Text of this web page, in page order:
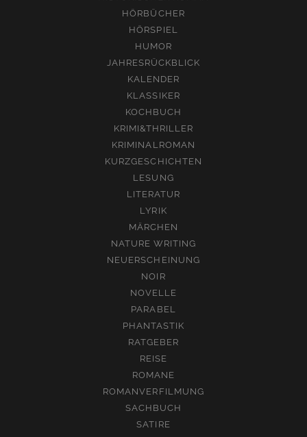
HÖRBÜCHER
HÖRSPIEL
HUMOR
JAHRESRÜCKBLICK
KALENDER
KLASSIKER
KOCHBUCH
KRIMI&THRILLER
KRIMINALROMAN
KURZGESCHICHTEN
LESUNG
LITERATUR
LYRIK
MÄRCHEN
NATURE WRITING
NEUERSCHEINUNG
NOIR
NOVELLE
PARABEL
PHANTASTIK
RATGEBER
REISE
ROMANE
ROMANVERFILMUNG
SACHBUCH
SATIRE